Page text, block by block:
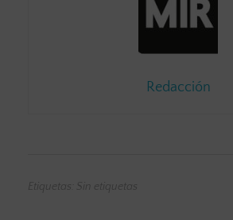
Redacción
Etiquetas: Sin etiquetas